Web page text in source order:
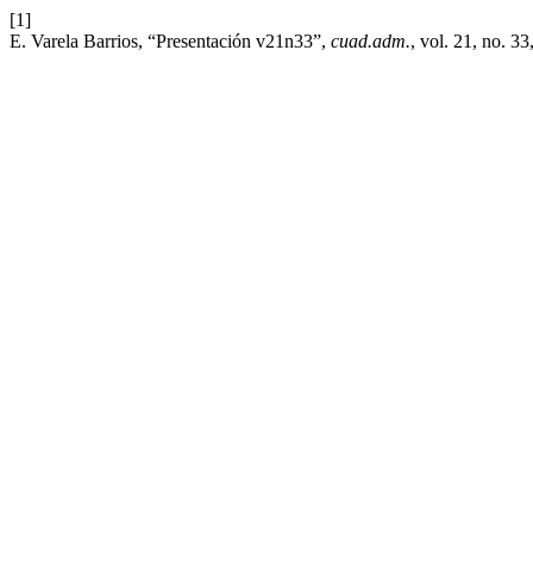
[1]
E. Varela Barrios, “Presentación v21n33”, cuad.adm., vol. 21, no.